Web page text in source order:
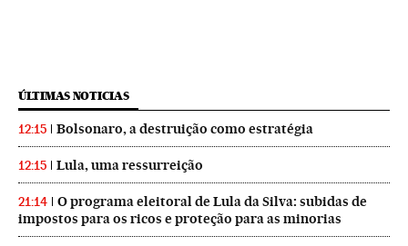
ÚLTIMAS NOTICIAS
12:15 Bolsonaro, a destruição como estratégia
12:15 Lula, uma ressurreição
21:14
O programa eleitoral de Lula da Silva: subidas de
impostos para os ricos e proteção para as minorias